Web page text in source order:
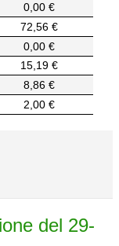
0,00 €
72,56 €
0,00 €
15,19 €
8,86 €
2,00 €
del 29-